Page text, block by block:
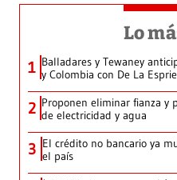
Lo
1 Balladares y Tewaney
y Colombia con De La
2 Proponen eliminar fianza y
de electricidad y agua
3 El crédito no bancario ya
el país